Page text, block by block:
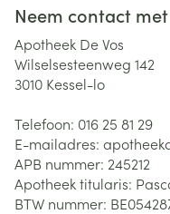
Neem contact
Apotheek De Vos
Wilselsesteenweg 142
3010 Kessel-lo
Telefoon: 016 25 81 29
E-mailadres:
APB nummer: 245212
Apotheek titularis:
BTW nummer: